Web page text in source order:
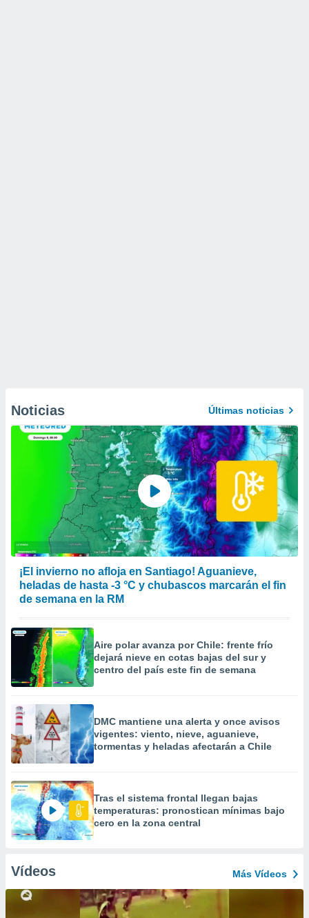
Noticias Últimas noticias
¡El invierno no afloja en Santiago! Aguanieve,
heladas de hasta -3 °C y chubascos marcarán el fin
de semana en la RM
Aire polar avanza por Chile: frente frío
dejará nieve en cotas bajas del sur y
centro del país este fin de semana
DMC mantiene una alerta y once avisos
vigentes: viento, nieve, aguanieve,
tormentas y heladas afectarán a Chile
Tras el sistema frontal llegan bajas
temperaturas: pronostican mínimas bajo
cero en la zona central
Vídeos Más Vídeos